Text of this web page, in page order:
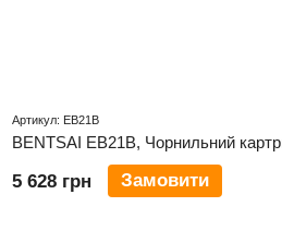
Артикул: EB21B
5 628 грн Замовити